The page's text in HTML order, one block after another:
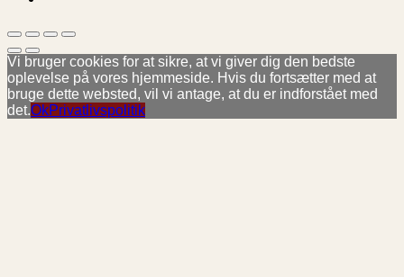
Vi bruger cookies for at sikre, at vi giver dig den bedste
oplevelse på vores hjemmeside. Hvis du fortsætter med at
bruge dette websted, vil vi antage, at du er indforstået med
det.OkPrivatlivspolitik